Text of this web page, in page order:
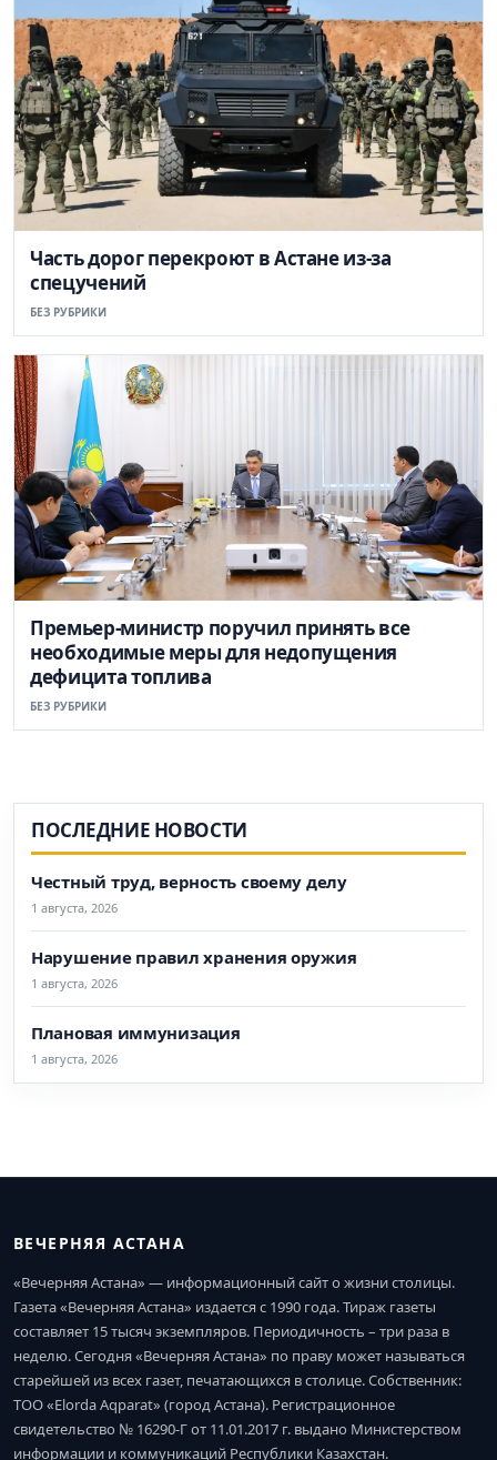
Часть дорог перекроют в Астане из-за
спецучений
БЕЗ РУБРИКИ
Премьер-министр поручил принять все
необходимые меры для недопущения
дефицита топлива
БЕЗ РУБРИКИ
ПОСЛЕДНИЕ НОВОСТИ
Честный труд, верность своему делу
1 августа, 2026
Нарушение правил хранения оружия
1 августа, 2026
Плановая иммунизация
1 августа, 2026
ВЕЧЕРНЯЯ АСТАНА
«Вечерняя Астана» — информационный сайт о жизни столицы.
Газета «Вечерняя Астана» издается с 1990 года. Тираж газеты
составляет 15 тысяч экземпляров. Периодичность – три раза в
неделю. Сегодня «Вечерняя Астана» по праву может называться
старейшей из всех газет, печатающихся в столице. Собственник:
ТОО «Elorda Aqparat» (город Астана). Регистрационное
свидетельство № 16290-Г от 11.01.2017 г. выдано Министерством
информации и коммуникаций Республики Казахстан.